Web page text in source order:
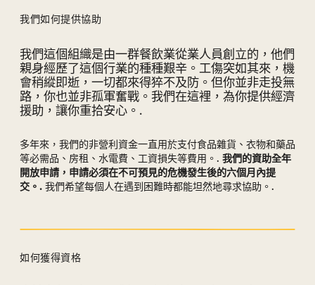
我們如何提供協助
我們如何提供幫助部分
我們這個組織是由一群餐飲業從業人員創立的，他們
親身經歷了這個行業的種種艱辛。工傷突如其來，機
會稍縱即逝，一切都來得猝不及防。但你並非走投無
路，你也並非孤軍奮戰。我們在這裡，為你提供經濟
援助，讓你重拾安心。.
多年來，我們的非營利資金一直用於支付食品雜貨、衣物和藥品
等必需品、房租、水電費、工資損失等費用。. 我們的資助全年
開放申請，申請必須在不可預見的危機發生後的六個月內提
交。. 我們希望每個人在遇到困難時都能坦然地尋求協助。.
如何獲得資格